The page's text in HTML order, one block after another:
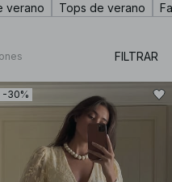
verano Tops de verano
FILTRAR
-30%